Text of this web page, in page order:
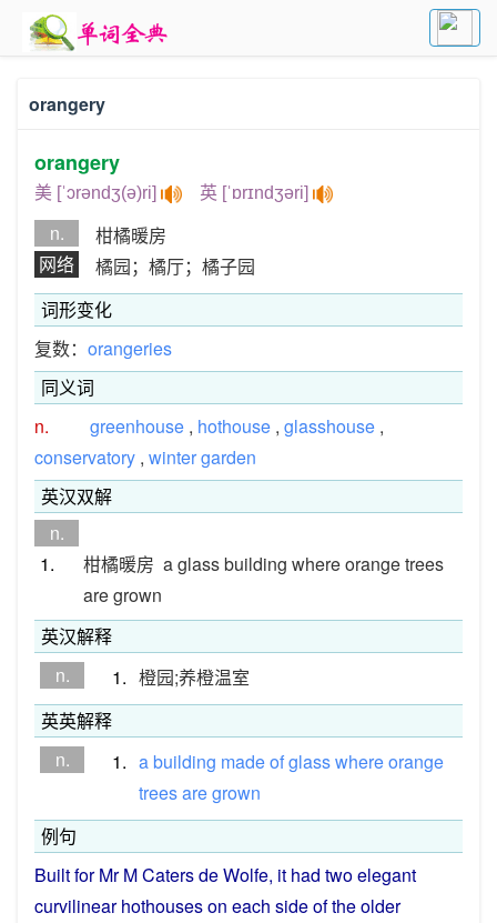
orangery
orangery
美 [ˈɔrəndʒ(ə)ri] 英 [ˈɒrɪndʒəri]
n.
柑橘暖房
网络
橘园；橘厅；橘子园
词形变化
复数： orangeries
同义词
n.
greenhouse , hothouse , glasshouse ,
conservatory , winter garden
英汉双解
n.
1.
柑橘暖房 a glass building where orange trees
are grown
英汉解释
n.
1. 橙园;养橙温室
英英解释
n.
1. abuilding madeofglasswhereorange
treesaregrown
例句
BuiltforMr MCatersde Wolfe, it had twoelegant
curvilinear hothouseson each sideoftheolder